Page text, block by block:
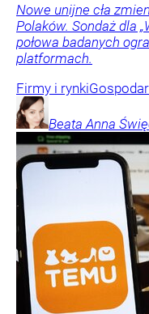
Nowe unijne cła
Polaków. Sondaż dla
połowa badanych
platformach.
Firmy i rynki
Beata Anna